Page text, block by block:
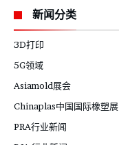
新闻分类
3D打印
5G领域
Asiamold展会
Chinaplas中国国际橡塑展
PRA行业新闻